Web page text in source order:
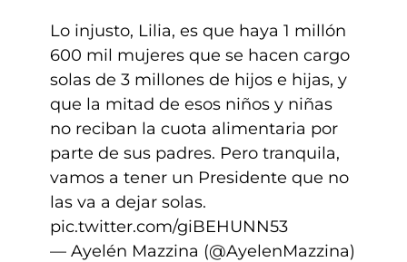
Lo injusto, Lilia, es que haya 1 millón
600 mil mujeres que se hacen cargo
solas de 3 millones de hijos e hijas, y
que la mitad de esos niños y niñas
no reciban la cuota alimentaria por
parte de sus padres. Pero tranquila,
vamos a tener un Presidente que no
las va a dejar solas.
pic.twitter.com/giBEHUNN53
— Ayelén Mazzina (@AyelenMazzina)